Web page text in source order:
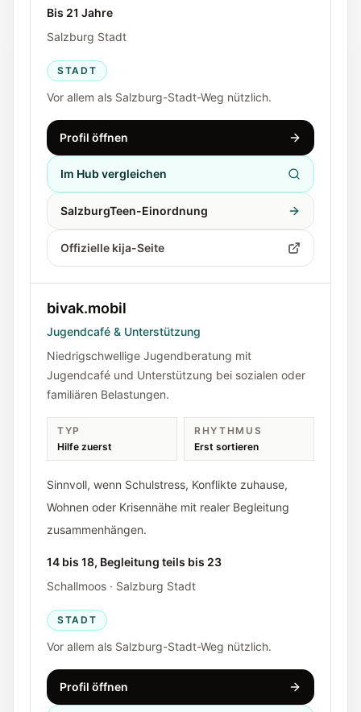
Bis 21 Jahre
Salzburg Stadt
STADT
Vor allem als Salzburg-Stadt-Weg nützlich.
Profil öffnen
Im Hub vergleichen
SalzburgTeen-Einordnung
Offizielle kija-Seite
bivak.mobil
Jugendcafé & Unterstützung
Niedrigschwellige Jugendberatung mit
Jugendcafé und Unterstützung bei sozialen oder
familiären Belastungen.
TYP
Hilfe zuerst
RHYTHMUS
Erst sortieren
Sinnvoll, wenn Schulstress, Konflikte zuhause,
Wohnen oder Krisennähe mit realer Begleitung
zusammenhängen.
14 bis 18, Begleitung teils bis 23
Schallmoos · Salzburg Stadt
STADT
Vor allem als Salzburg-Stadt-Weg nützlich.
Profil öffnen